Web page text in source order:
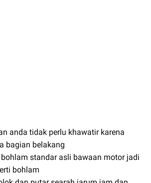
anda tidak perlu khawatir karena
bagian belakang
standar asli bawaan motor jadi
bohlam